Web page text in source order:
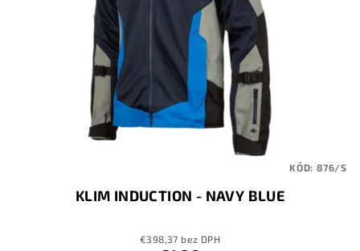
KLIM INDUCTION - NAVY BLUE
€398,37 bez DPH
KÓD: 876/S